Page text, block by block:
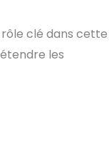
clé dans cette
les